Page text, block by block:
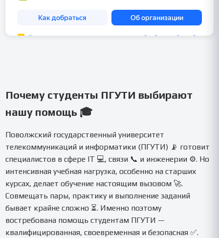
Почему студенты ПГУТИ выбирают
нашу помощь 🎓
Поволжский государственный университет
телекоммуникаций и информатики (ПГУТИ) 📡 готовит
специалистов в сфере IT 💻, связи 📞 и инженерии ⚙️. Но
интенсивная учебная нагрузка, особенно на старших
курсах, делает обучение настоящим вызовом 🚀.
Совмещать пары, практику и выполнение заданий
бывает крайне сложно ⏳. Именно поэтому
востребована помощь студентам ПГУТИ —
квалифицированная, своевременная и безопасная ✅.